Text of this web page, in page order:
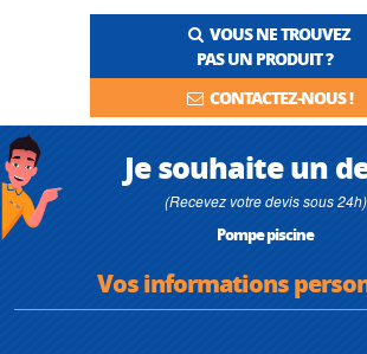
VOUS NE TROUVEZ
PAS UN PRODUIT ?
CONTACTEZ-NOUS !
Je souhaite un
(Recevez votre devis sous 24h)
Pompe piscine
Vos informations